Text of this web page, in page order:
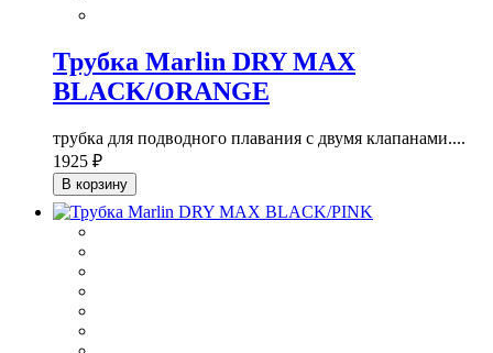
Трубка Marlin DRY MAX
BLACK/ORANGE
трубка для подводного плавания с двумя клапанами....
1925 ₽
В корзину